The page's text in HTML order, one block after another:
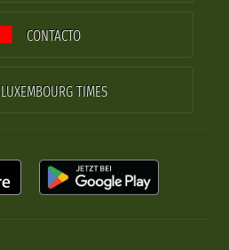
CONTACTO
LUXEMBOURG TIMES